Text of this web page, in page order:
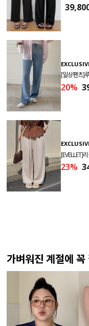
[일상팬츠]
20%
[EVELLET]
23%
가벼워진 계절에 꼭